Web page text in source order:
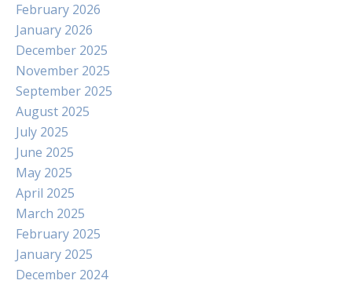
February 2026
January 2026
December 2025
November 2025
September 2025
August 2025
July 2025
June 2025
May 2025
April 2025
March 2025
February 2025
January 2025
December 2024